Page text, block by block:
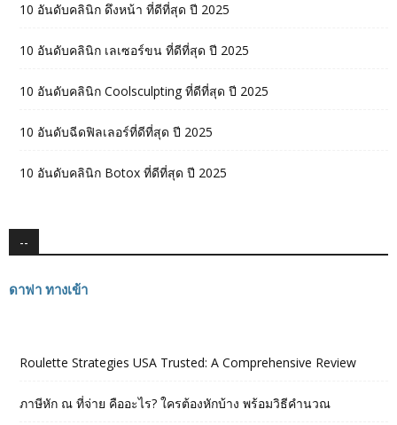
10 อันดับคลินิก ดึงหน้า ที่ดีที่สุด ปี 2025
10 อันดับคลินิก เลเซอร์ขน ที่ดีที่สุด ปี 2025
10 อันดับคลินิก Coolsculpting ที่ดีที่สุด ปี 2025
10 อันดับฉีดฟิลเลอร์ที่ดีที่สุด ปี 2025
10 อันดับคลินิก Botox ที่ดีที่สุด ปี 2025
--
ดาฟา ทางเข้า
Roulette Strategies USA Trusted: A Comprehensive Review
ภาษีหัก ณ ที่จ่าย คืออะไร? ใครต้องหักบ้าง พร้อมวิธีคำนวณ